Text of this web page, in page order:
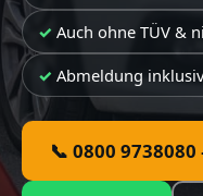
Auch ohne TÜV &
Abmeldung
📞 0800